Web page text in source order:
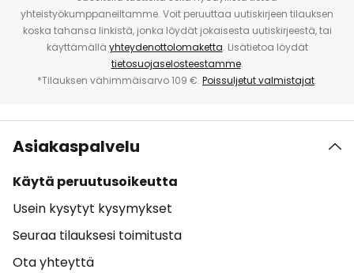
yhteistyökumppaneiltamme. Voit peruuttaa uutiskirjeen tilauksen
koska tahansa linkistä, jonka löydät jokaisesta uutiskirjeestä, tai
käyttämällä yhteydenottolomaketta. Lisätietoa löydät
tietosuojaselosteestamme.
*Tilauksen vähimmäisarvo 109 €. Poissuljetut valmistajat.
Asiakaspalvelu
Käytä peruutusoikeutta
Usein kysytyt kysymykset
Seuraa tilauksesi toimitusta
Ota yhteyttä